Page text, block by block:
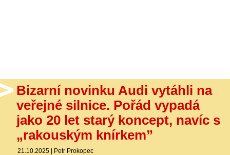
Bizarní novinku Audi vytáhli na
veřejné silnice. Pořád vypadá
jako 20 let starý koncept, navíc s
„rakouským knírkem”
21.10.2025 | Petr Prokopec